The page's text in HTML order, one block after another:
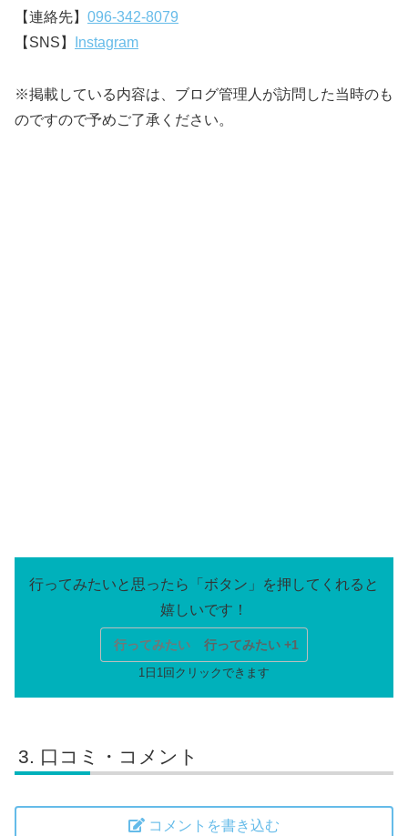
【連絡先】 096-342-8079
【SNS】
Instagram
※掲載している内容は、ブログ管理人が訪問した当時のも
のですので予めご了承ください。
行ってみたい 行ってみたい +1
口コミ・コメント
コメントを書き込む